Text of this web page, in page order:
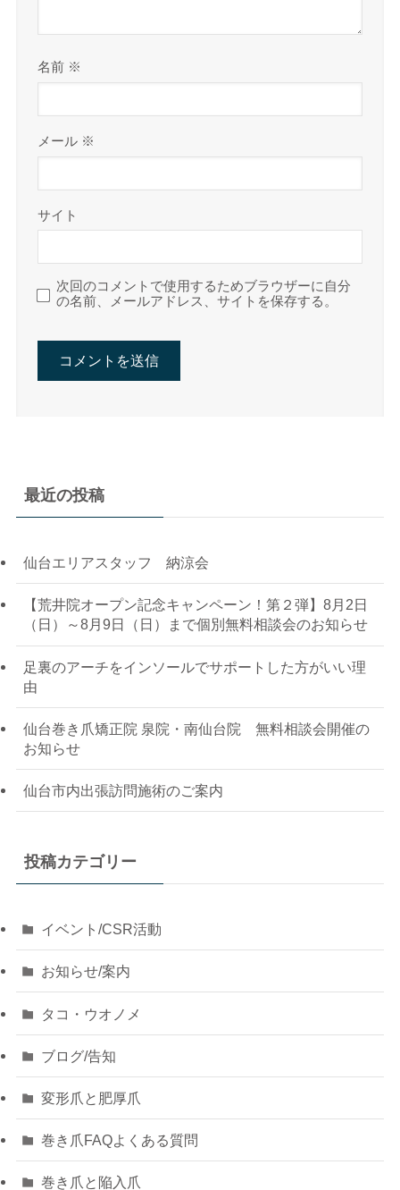
名前 ※
メール ※
サイト
次回のコメントで使用するためブラウザーに自分
の名前、メールアドレス、サイトを保存する。
最近の投稿
仙台エリアスタッフ 納涼会
【荒井院オープン記念キャンペーン！第２弾】8月2日
（日）～8月9日（日）まで個別無料相談会のお知らせ
足裏のアーチをインソールでサポートした方がいい理
由
仙台巻き爪矯正院 泉院・南仙台院 無料相談会開催の
お知らせ
仙台市内出張訪問施術のご案内
投稿カテゴリー
イベント/CSR活動
お知らせ/案内
タコ・ウオノメ
ブログ/告知
変形爪と肥厚爪
巻き爪FAQよくある質問
巻き爪と陥入爪